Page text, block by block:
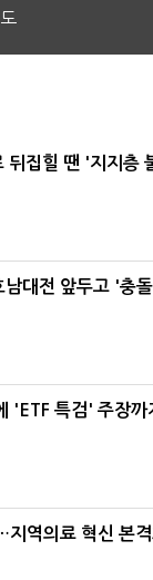
뒤집힐 땐 '지지층
대전 앞두고 '충
'ETF 특검' 주장까
지역의료 혁신 본